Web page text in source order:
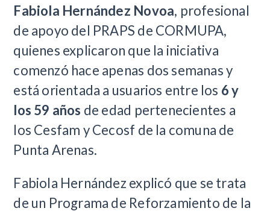
Fabiola Hernández Novoa, profesional
de apoyo del PRAPS de CORMUPA,
quienes explicaron que la iniciativa
comenzó hace apenas dos semanas y
está orientada a usuarios entre los 6 y
los 59 años de edad pertenecientes a
los Cesfam y Cecosf de la comuna de
Punta Arenas.
Fabiola Hernández explicó que se trata
de un Programa de Reforzamiento de la